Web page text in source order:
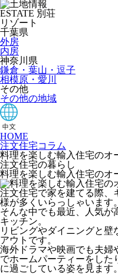
ESTATE 別荘
リゾート
千葉県
外房
内房
神奈川県
鎌倉・葉山・逗子
相模原・愛川
その他
その他の地域
HOME
注文住宅コラム
料理を楽しむ輸入住宅のオ
注文住宅の暮らし
料理を楽しむ輸入住宅のオ
注文住宅で家を建てる際、
様が多くいらっしゃいます。
そんな中でも最近、人気が
キッチン。
リビングやダイニングと壁
アウトです。
海外ドラマや映画でも夫婦
でホームパーティーをした
に過ごしている姿を見ます。